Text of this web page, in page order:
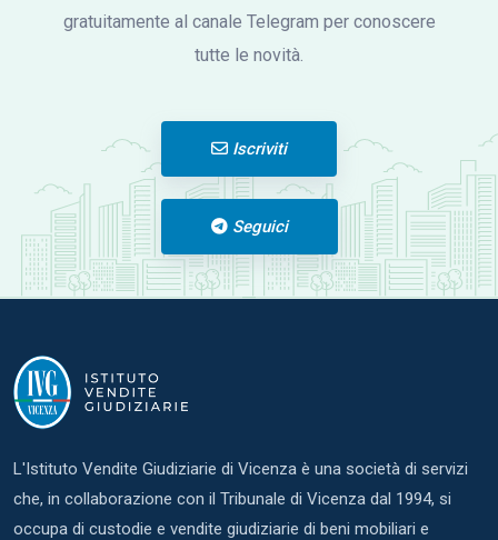
gratuitamente al canale Telegram per conoscere
tutte le novità.
Iscriviti
Seguici
L'Istituto Vendite Giudiziarie di Vicenza è una società di servizi
che, in collaborazione con il Tribunale di Vicenza dal 1994, si
occupa di custodie e vendite giudiziarie di beni mobiliari e